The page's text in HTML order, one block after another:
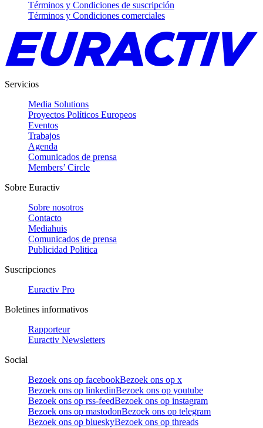
Términos y Condiciones de suscripción
Términos y Condiciones comerciales
Servicios
Media Solutions
Proyectos Políticos Europeos
Eventos
Trabajos
Agenda
Comunicados de prensa
Members’ Circle
Sobre Euractiv
Sobre nosotros
Contacto
Mediahuis
Comunicados de prensa
Publicidad Politica
Suscripciones
Euractiv Pro
Boletines informativos
Rapporteur
Euractiv Newsletters
Social
Bezoek ons op facebookBezoek ons op x
Bezoek ons op linkedinBezoek ons op youtube
Bezoek ons op rss-feedBezoek ons op instagram
Bezoek ons op mastodonBezoek ons op telegram
Bezoek ons op blueskyBezoek ons op threads